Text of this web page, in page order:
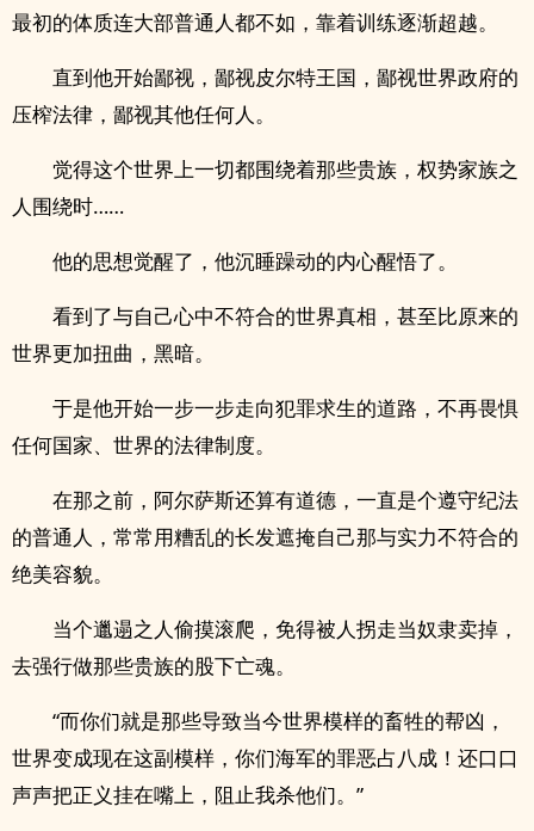
最初的体质连大部普通人都不如，靠着训练逐渐超越。
直到他开始鄙视，鄙视皮尔特王国，鄙视世界政府的
压榨法律，鄙视其他任何人。
觉得这个世界上一切都围绕着那些贵族，权势家族之
人围绕时……
他的思想觉醒了，他沉睡躁动的内心醒悟了。
看到了与自己心中不符合的世界真相，甚至比原来的
世界更加扭曲，黑暗。
于是他开始一步一步走向犯罪求生的道路，不再畏惧
任何国家、世界的法律制度。
在那之前，阿尔萨斯还算有道德，一直是个遵守纪法
的普通人，常常用糟乱的长发遮掩自己那与实力不符合的
绝美容貌。
当个邋遢之人偷摸滚爬，免得被人拐走当奴隶卖掉，
去强行做那些贵族的股下亡魂。
“而你们就是那些导致当今世界模样的畜牲的帮凶，
世界变成现在这副模样，你们海军的罪恶占八成！还口口
声声把正义挂在嘴上，阻止我杀他们。”